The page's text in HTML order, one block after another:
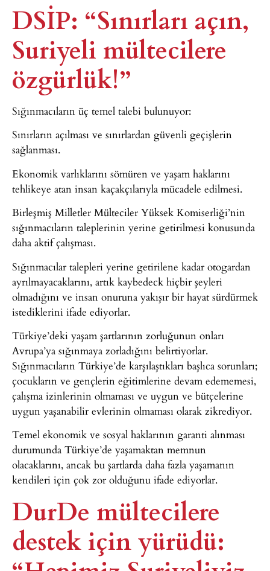
DSİP: “Sınırları açın,
Suriyeli mültecilere
özgürlük!”
Sığınmacıların üç temel talebi bulunuyor:
Sınırların açılması ve sınırlardan güvenli geçişlerin
sağlanması.
Ekonomik varlıklarını sömüren ve yaşam haklarını
tehlikeye atan insan kaçakçılarıyla mücadele edilmesi.
Birleşmiş Milletler Mülteciler Yüksek Komiserliği’nin
sığınmacıların taleplerinin yerine getirilmesi konusunda
daha aktif çalışması.
Sığınmacılar talepleri yerine getirilene kadar otogardan
ayrılmayacaklarını, artık kaybedeck hiçbir şeyleri
olmadığını ve insan onuruna yakışır bir hayat sürdürmek
istediklerini ifade ediyorlar.
Türkiye’deki yaşam şartlarının zorluğunun onları
Avrupa’ya sığınmaya zorladığını belirtiyorlar.
Sığınmacıların Türkiye’de karşılaştıkları başlıca sorunları;
çocukların ve gençlerin eğitimlerine devam edememesi,
çalışma izinlerinin olmaması ve uygun ve bütçelerine
uygun yaşanabilir evlerinin olmaması olarak zikrediyor.
Temel ekonomik ve sosyal haklarının garanti alınması
durumunda Türkiye’de yaşamaktan memnun
olacaklarını, ancak bu şartlarda daha fazla yaşamanın
kendileri için çok zor olduğunu ifade ediyorlar.
DurDe mültecilere
destek için yürüdü: